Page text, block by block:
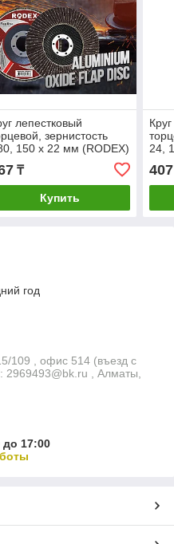
лепестковый
зернистость
150 х 22 мм (RODEX)
₸
Купить
24,
407
год
109 , офис 514 (въезд с
2969493@bk.ru , Алматы,
до 17:00